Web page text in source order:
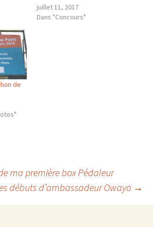
juillet 11, 2017
Dans "Concours"
de
ma première box Pédaleur
débuts d’ambassadeur Owayo →